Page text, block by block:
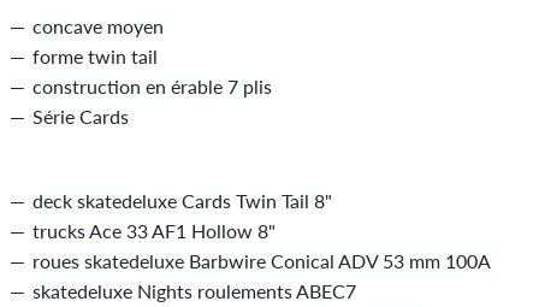
concave moyen
forme twin tail
construction en érable 7 plis
Série Cards
deck skatedeluxe Cards Twin Tail 8"
trucks Ace 33 AF1 Hollow 8"
roues skatedeluxe Barbwire Conical ADV 53 mm 100A
skatedeluxe Nights roulements ABEC7